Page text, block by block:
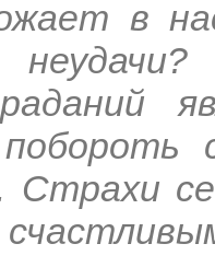
в
Страхи